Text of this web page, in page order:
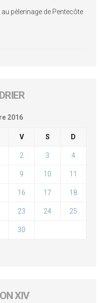
pèlerinage de Pentecôte
2016
V S D
2 3 4
9 10 11
16 17 18
23 24 25
30
XIV